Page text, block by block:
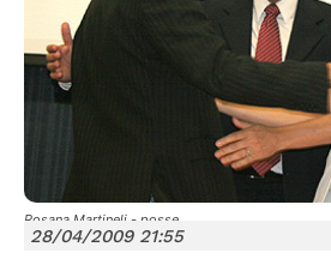
Rosana Martineli - posse
28/04/2009 21:55